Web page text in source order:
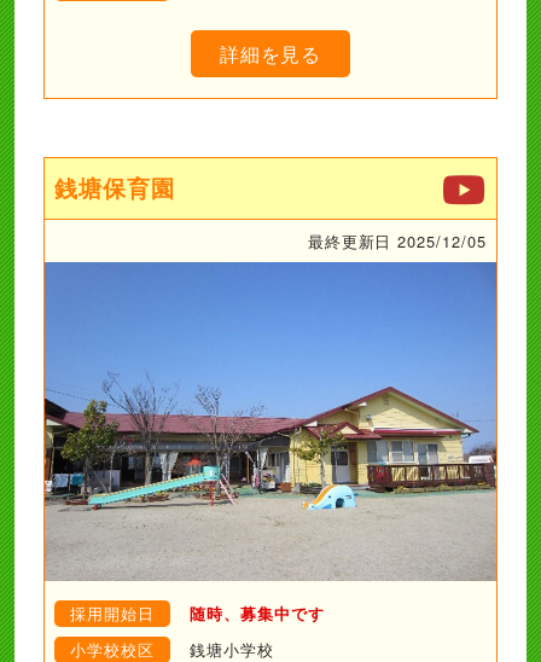
詳細を見る
銭塘保育園
最終更新日 2025/12/05
採用開始日 随時、募集中です
小学校校区
銭塘小学校